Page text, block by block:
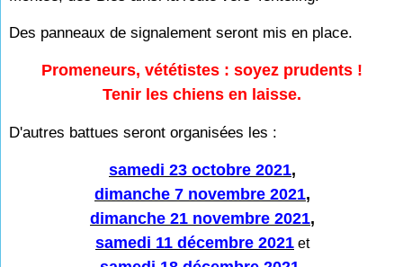
Des panneaux de signalement seront mis en place.
Promeneurs, vététistes : soyez prudents !
Tenir les chiens en laisse.
D'autres battues seront organisées les :
samedi 23 octobre 2021,
dimanche 7 novembre 2021,
dimanche 21 novembre 2021,
samedi 11 décembre 2021 et